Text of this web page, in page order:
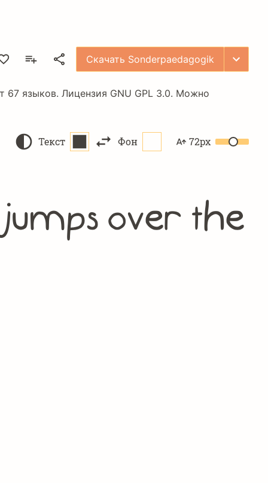
Скачать Sonderpaedagogik
67 языков. Лицензия GNU GPL 3.0. Можно
Текст Фон 72px
over the